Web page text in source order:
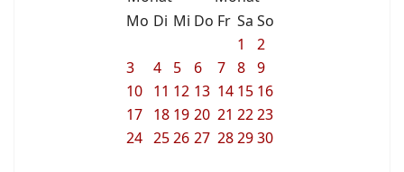
Mo Di Mi Do Fr Sa So
1
2
3
4 5 6 7 8 9
10 11 12 13 14 15 16
17 18 19 20 21 2223
24 2526 27 282930